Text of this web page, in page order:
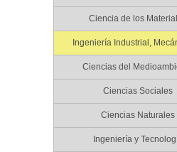
Ciencia de los
Ingeniería Industrial,
Ciencias del
Ciencias Sociales
Ciencias Naturales
Ingeniería y